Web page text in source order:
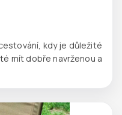
kdy je důležité
mít dobře navrženou a